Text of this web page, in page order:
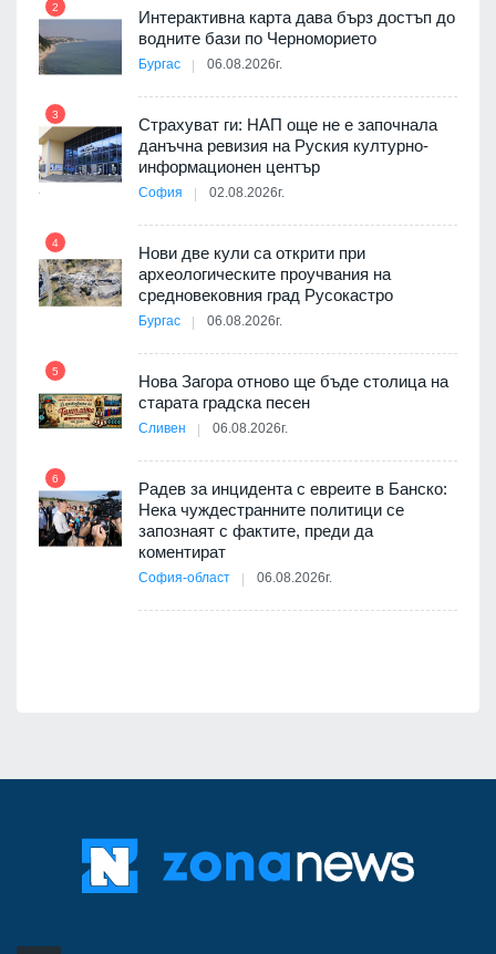
2
Интерактивна карта дава бърз достъп до
водните бази по Черноморието
Бургас 06.08.2026г.
3
Страхуват ги: НАП още не е започнала
данъчна ревизия на Руския културно-
информационен център
София 02.08.2026г.
4
Нови две кули са открити при
археологическите проучвания на
средновековния град Русокастро
Бургас 06.08.2026г.
5
Нова Загора отново ще бъде столица на
старата градска песен
Сливен 06.08.2026г.
6
Радев за инцидента с евреите в Банско:
Нека чуждестранните политици се
запознаят с фактите, преди да
коментират
София-област 06.08.2026г.